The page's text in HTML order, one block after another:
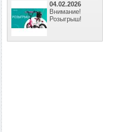
04.02.2026
Внимание!
Розыгрыш!